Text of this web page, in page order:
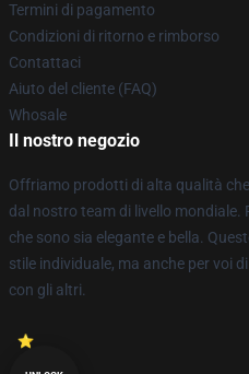
Termini di pagamento
Condizioni di ritorno e rimborso
Contattaci
Aiuto del cliente (FAQ)
Whosale
Il nostro negozio
Offriamo prodotti di alta qualità
dal nostro team di livello
che sono sia elegante e bella.
stile individuale, ma anche per voi
con gli altri.